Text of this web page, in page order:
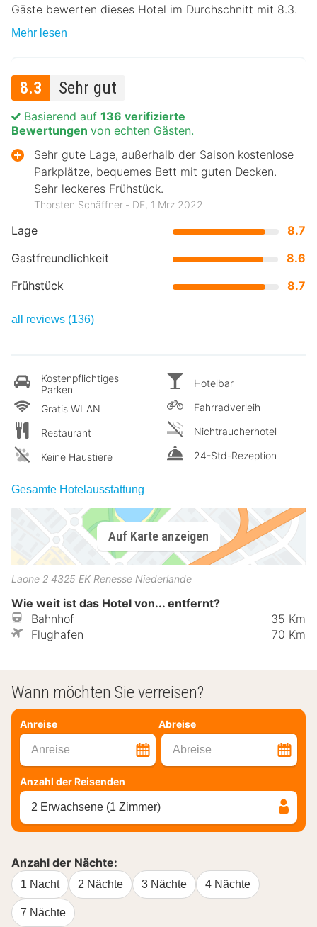
Gäste bewerten dieses Hotel im Durchschnitt mit 8.3.
Mehr lesen
8.3 Sehr gut
Lage
8.7
Gastfreundlichkeit
8.6
Frühstück
8.7
Basierend auf 136 verifizierte
Bewertungen von echten Gästen.
Sehr gute Lage, außerhalb der Saison kostenlose
Parkplätze, bequemes Bett mit guten Decken.
Sehr leckeres Frühstück.
Thorsten Schäffner ‐ DE, 1 Mrz 2022
all reviews (136)
Kostenpflichtiges
Parken
Gratis WLAN
Restaurant
Keine Haustiere
Hotelbar
Fahrradverleih
Nichtraucherhotel
24-Std-Rezeption
Gesamte Hotelausstattung
Auf Karte anzeigen
Laone 2 4325 EK Renesse Niederlande
Wie weit ist das Hotel von... entfernt?
Bahnhof
35 Km
Flughafen
70 Km
Wann möchten Sie verreisen?
Anreise Abreise
Anreise Abreise
Anzahl der Reisenden
2 Erwachsene (1 Zimmer)
Anzahl der Nächte:
1 Nacht 2 Nächte 3 Nächte 4 Nächte
7 Nächte